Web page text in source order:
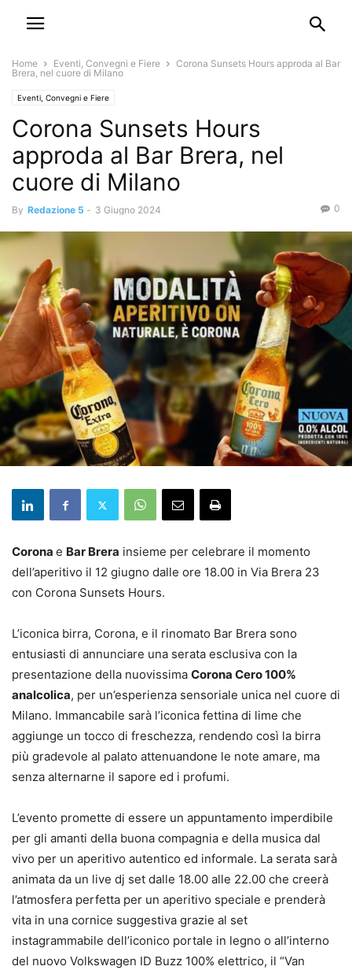
Home Eventi, Convegni e Fiere
Corona Sunsets Hours approda al Bar
Brera, nel cuore di Milano
Eventi, Convegni e Fiere
Corona Sunsets Hours
approda al Bar Brera, nel
cuore di Milano
By Redazione 5 - 3 Giugno 2024 0
Corona e Bar Brera insieme per celebrare il momento
dell’aperitivo il 12 giugno dalle ore 18.00 in Via Brera 23
con Corona Sunsets Hours.
L’iconica birra, Corona, e il rinomato Bar Brera sono
entusiasti di annunciare una serata esclusiva con la
presentazione della nuovissima Corona Cero 100%
analcolica, per un’esperienza sensoriale unica nel cuore di
Milano. Immancabile sarà l’iconica fettina di lime che
aggiunge un tocco di freschezza, rendendo così la birra
più gradevole al palato attenuandone le note amare, ma
senza alternarne il sapore ed i profumi.
L’evento promette di essere un appuntamento imperdibile
per gli amanti della buona compagnia e della musica dal
vivo per un aperitivo autentico ed informale. La serata sarà
animata da un live dj set dalle 18.00 alle 22.00 che creerà
l’atmosfera perfetta per un aperitivo speciale e prenderà
vita in una cornice suggestiva grazie al set
instagrammabile dell’iconico portale in legno o all’interno
del nuovo Volkswagen ID Buzz 100% elettrico, il “Van